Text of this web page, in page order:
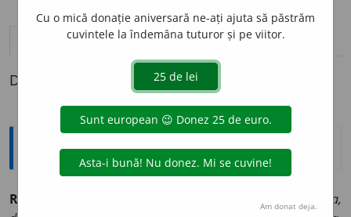
definiții (1) pronunțievolume_up (50)
Definiția cu ID-ul 206436:
Sinonime
RIDIC
anula, cinsti, cânta, clătina, crește, cutremura,
Cu o mică donație aniversară ne-ați ajuta să păstrăm
cuvintele la îndemâna tuturor și pe viitor.
Am donat deja.